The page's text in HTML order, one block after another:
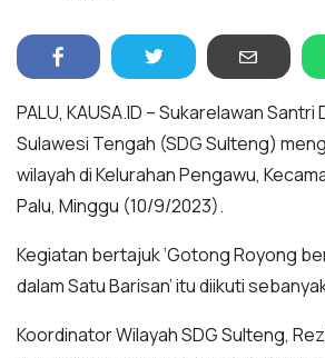
PALU, KAUSA.ID – Sukarelawan
Sulawesi Tengah (SDG Sulteng)
wilayah di Kelurahan Pengawu,
Palu, Minggu (10/9/2023).
Kegiatan bertajuk ‘Gotong Royong
dalam Satu Barisan’ itu diikuti
Koordinator Wilayah SDG Sulteng,